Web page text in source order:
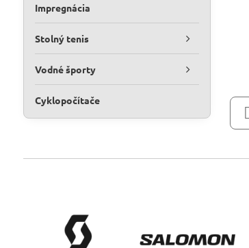
Impregnácia
Stolný tenis
Vodné športy
Cyklopočítače